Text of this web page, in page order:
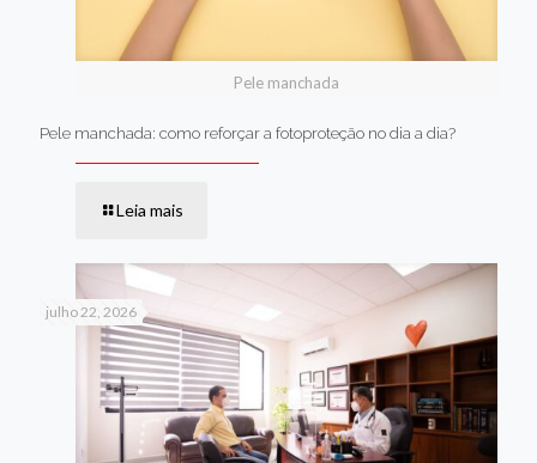
Pele manchada
Pele manchada: como reforçar a fotoproteção no dia a dia?
Leia mais
julho 22, 2026